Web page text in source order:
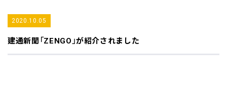
2020.10.05
建通新聞 「ZENGO」が紹介されました